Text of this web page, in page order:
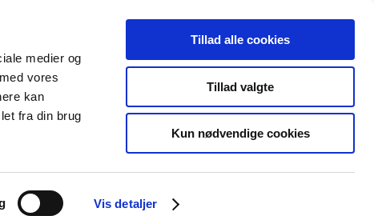
medier og
vores
kan
fra din brug
Vis detaljer
Tillad alle cookies
Tillad valgte
Kun nødvendige cookies
Udgivelser
Medicinsk
Særlige
produktområder